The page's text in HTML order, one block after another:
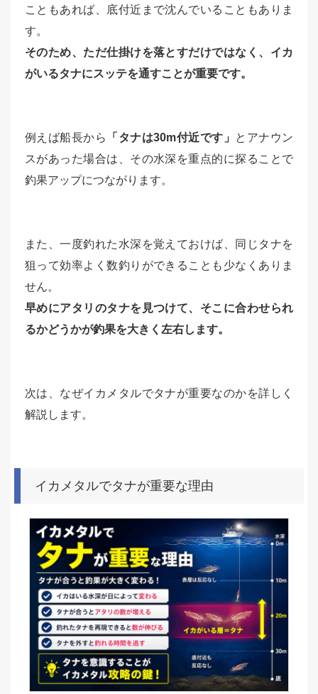
こともあれば、底付近まで沈んでいることもありま
す。
そのため、ただ仕掛けを落とすだけではなく、イカ
がいるタナにスッテを通すことが重要です。
例えば船長から 「タナは30m付近です」
とアナウン
スがあった場合は、その水深を重点的に探ることで
釣果アップにつながります。
また、一度釣れた水深を覚えておけば、同じタナを
狙って効率よく数釣りができることも少なくありま
せん。
早めにアタリのタナを見つけて、そこに合わせられ
るかどうかが釣果を大きく左右します。
次は、なぜイカメタルでタナが重要なのかを詳しく
解説します。
イカメタルでタナが重要な理由